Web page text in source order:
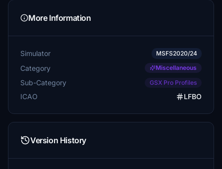
More Information
Simulator MSFS2020/24
Category Miscellaneous
Sub-Category GSX Pro Profiles
ICAO LFBO
Version History